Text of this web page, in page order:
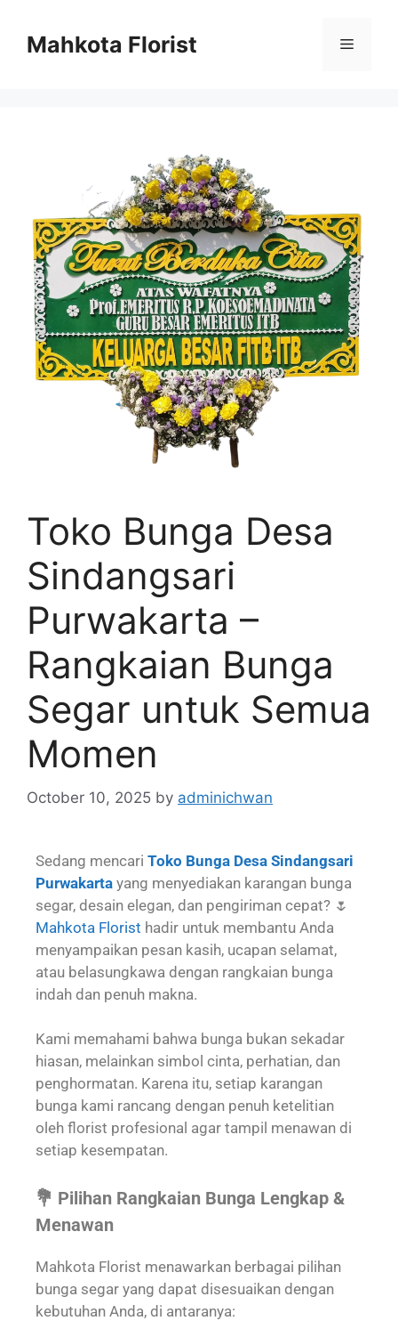
Mahkota Florist
Toko Bunga Desa
Sindangsari
Purwakarta –
Rangkaian Bunga
Segar untuk Semua
Momen
October 10, 2025 by adminichwan
Sedang mencari Toko Bunga Desa Sindangsari
Purwakarta yang menyediakan karangan bunga
segar, desain elegan, dan pengiriman cepat? 🌷
Mahkota Florist hadir untuk membantu Anda
menyampaikan pesan kasih, ucapan selamat,
atau belasungkawa dengan rangkaian bunga
indah dan penuh makna.
Kami memahami bahwa bunga bukan sekadar
hiasan, melainkan simbol cinta, perhatian, dan
penghormatan. Karena itu, setiap karangan
bunga kami rancang dengan penuh ketelitian
oleh florist profesional agar tampil menawan di
setiap kesempatan.
💐 Pilihan Rangkaian Bunga Lengkap &
Menawan
Mahkota Florist menawarkan berbagai pilihan
bunga segar yang dapat disesuaikan dengan
kebutuhan Anda, di antaranya: